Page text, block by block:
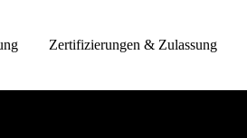
Zertifizierungen & Zulassung